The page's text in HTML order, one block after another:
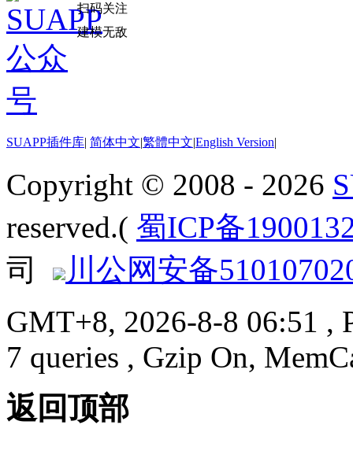
扫码关注
建模无敌
SUAPP插件库| 简体中文|繁體中文|English Version|
Copyright © 2008 - 2026
reserved.( 蜀ICP备
司
川公网安备
GMT+8, 2026-8-8 06:51 ,
7 queries , Gzip On,
返回顶部